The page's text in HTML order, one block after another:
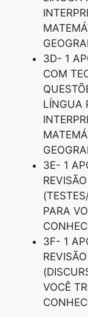
3D- 1
COM
LÍNGUA
3E- 1
PARA
3F- 1
VOCÊ